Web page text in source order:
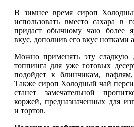
В зимнее время сироп
использовать вместо сахара в
придаст обычному чаю более
вкус, дополнив его вкус нотками
Можно применять эту сладкую
топпинга для уже готовых
подойдет к блинчикам,
Также сироп Холодный чай
станет замечательной
коржей, предназначенных для
и тортов.